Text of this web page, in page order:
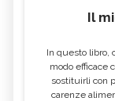
Il
In questo libro,
modo efficace
sostituirli con
carenze